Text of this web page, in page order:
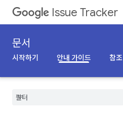
Issue Tracker
문서
시작하기 안내 가이드 참조